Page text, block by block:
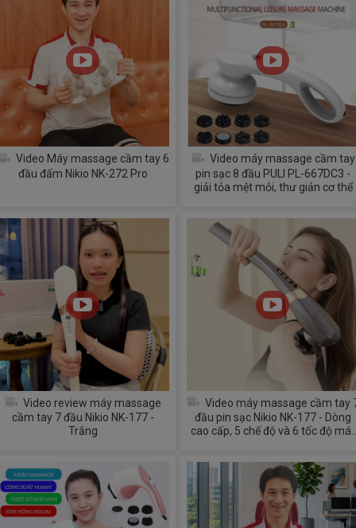
Video Máy massage cầm tay 6
đầu đấm Nikio NK-272 Pro
Video máy massage cầm tay
pin sạc 8 đầu PULI PL-667DC3 -
giải tỏa mệt mỏi, thư giản cơ thể
Video review máy massage
cầm tay 7 đầu Nikio NK-177 -
Trắng
Video máy massage cầm tay
đầu pin sạc Nikio NK-177 - Dòng
cao cấp, 5 chế độ và 6 tốc độ mát